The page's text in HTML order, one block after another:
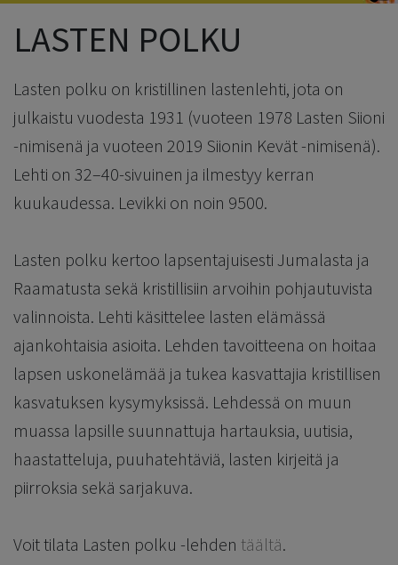
LASTEN POLKU
Lasten polku on kristillinen lastenlehti, jota on
julkaistu vuodesta 1931 (vuoteen 1978 Lasten Siioni
-nimisenä ja vuoteen 2019 Siionin Kevät -nimisenä).
Lehti on 32–40-sivuinen ja ilmestyy kerran
kuukaudessa. Levikki on noin 9500.
Lasten polku kertoo lapsentajuisesti Jumalasta ja
Raamatusta sekä kristillisiin arvoihin pohjautuvista
valinnoista. Lehti käsittelee lasten elämässä
ajankohtaisia asioita. Lehden tavoitteena on hoitaa
lapsen uskonelämää ja tukea kasvattajia kristillisen
kasvatuksen kysymyksissä. Lehdessä on muun
muassa lapsille suunnattuja hartauksia, uutisia,
haastatteluja, puuhatehtäviä, lasten kirjeitä ja
piirroksia sekä sarjakuva.
Voit tilata Lasten polku -lehden täältä.